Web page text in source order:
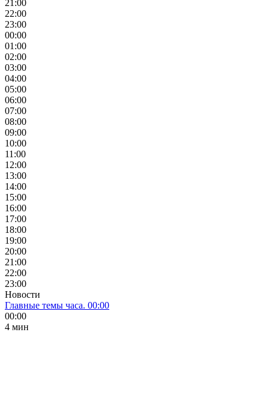
21:00
22:00
23:00
00:00
01:00
02:00
03:00
04:00
05:00
06:00
07:00
08:00
09:00
10:00
11:00
12:00
13:00
14:00
15:00
16:00
17:00
18:00
19:00
20:00
21:00
22:00
23:00
Новости
Главные темы часа. 00:00
00:00
4 мин